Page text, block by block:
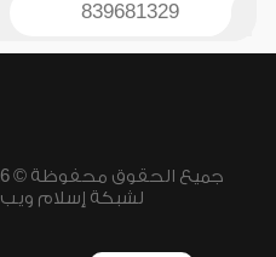
839681329
لشبكة إسلام ويب